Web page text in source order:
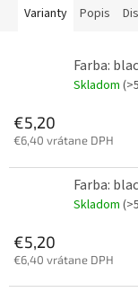
Varianty Popis
Farba:
Skladom
€5,20
€6,40 vrátane DPH
Farba:
Skladom
€5,20
€6,40 vrátane DPH